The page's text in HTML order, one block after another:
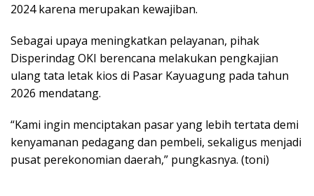
2024 karena merupakan kewajiban.
Sebagai upaya meningkatkan pelayanan, pihak
Disperindag OKI berencana melakukan pengkajian
ulang tata letak kios di Pasar Kayuagung pada tahun
2026 mendatang.
“Kami ingin menciptakan pasar yang lebih tertata demi
kenyamanan pedagang dan pembeli, sekaligus menjadi
pusat perekonomian daerah,” pungkasnya. (toni)